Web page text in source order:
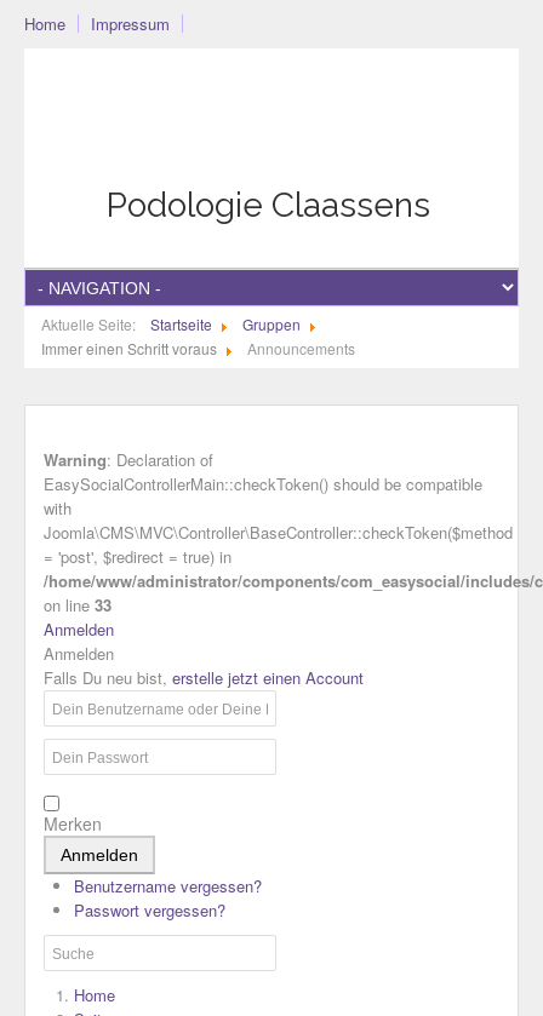
Home Impressum
Podologie Claassens
Aktuelle Seite: Startseite
Gruppen
Immer einen Schritt voraus
Announcements
Warning: Declaration of
EasySocialControllerMain::checkToken() should be compatible
with
Joomla\CMS\MVC\Controller\BaseController::checkToken($method
= 'post', $redirect = true) in
/home/www/administrator/components/com_easysocial/includes/
on line 33
Anmelden
Anmelden
Falls Du neu bist, erstelle jetzt einen Account
Merken
Anmelden
Benutzername vergessen?
Passwort vergessen?
Home